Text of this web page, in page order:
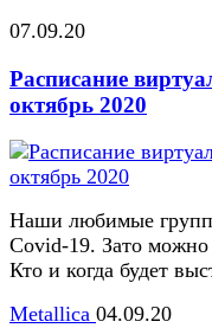
07.09.20
Расписание
октябрь 2020
Наши любимые
Covid-19. Зато можно
Кто и когда будет
Metallica 04.09.20